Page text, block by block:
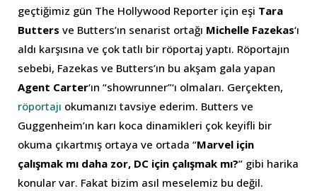
geçtiğimiz gün The Hollywood Reporter için eşi Tara
Butters ve Butters’ın senarist ortağı Michelle Fazekas‘ı
aldı karşısına ve çok tatlı bir röportaj yaptı. Röportajın
sebebi, Fazekas ve Butters’ın bu akşam gala yapan
Agent Carter‘ın “showrunner”‘ı olmaları. Gerçekten,
röportajı okumanızı tavsiye ederim. Butters ve
Guggenheim’ın karı koca dinamikleri çok keyifli bir
okuma çıkartmış ortaya ve ortada “Marvel için
çalışmak mı daha zor, DC için çalışmak mı?” gibi harika
konular var. Fakat bizim asıl meselemiz bu değil.